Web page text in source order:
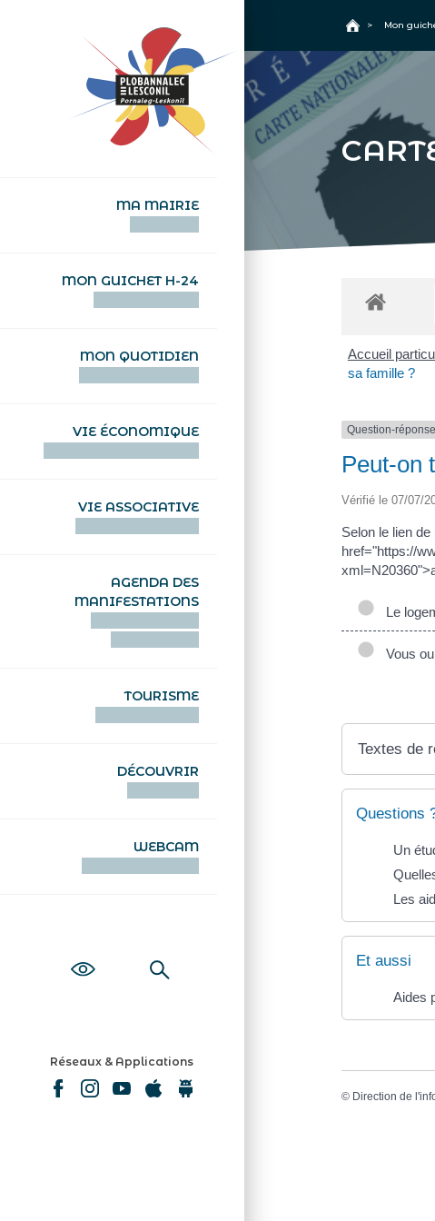
MA MAIRIE
MON GUICHET H-24
MON QUOTIDIEN
VIE ÉCONOMIQUE
VIE ASSOCIATIVE
AGENDA DES
MANIFESTATIONS
TOURISME
DÉCOUVRIR
WEBCAM
Réseaux & Applications
Accueil
> Mon
Accueil
sa famille ?
Question-réponse
Peut-on
Vérifié le 07/07/
Selon le lien
href="https://
Le
Vous
Textes de
Questions
Un
Les
Et aussi
Aides
© Direction de